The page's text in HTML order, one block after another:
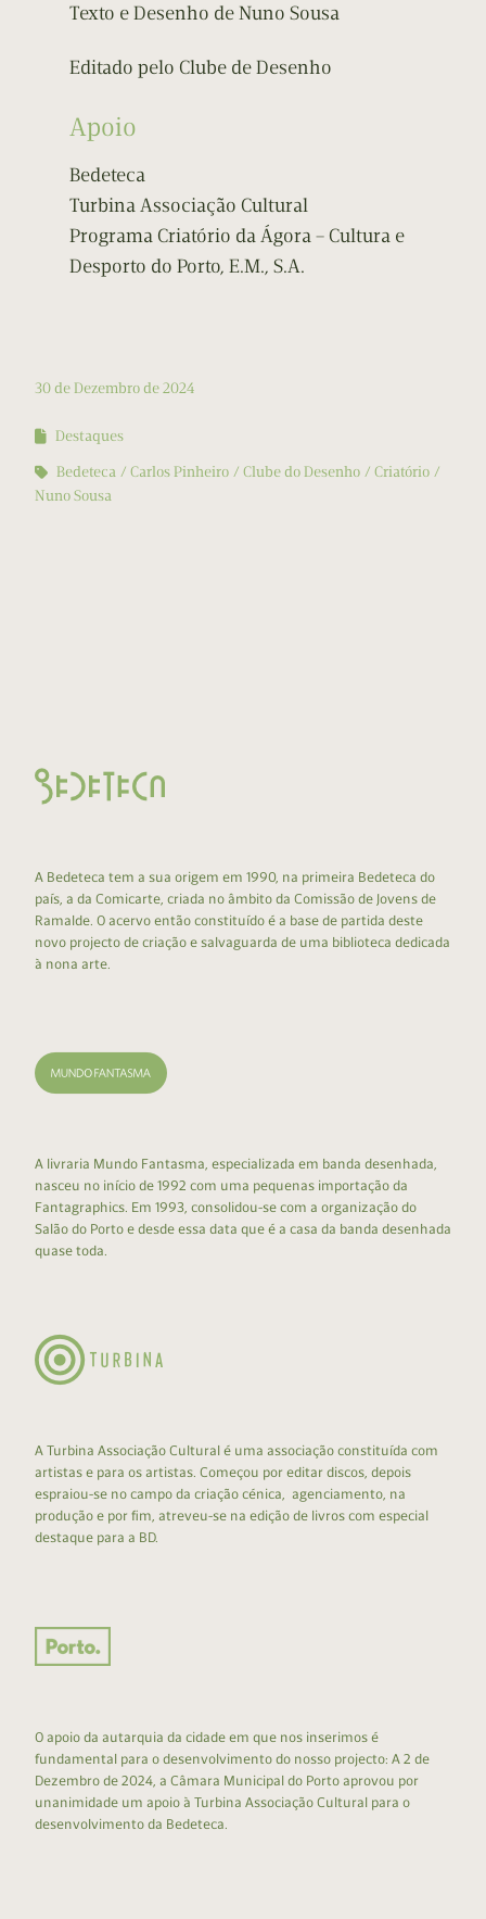
Texto e Desenho de Nuno Sousa
Editado pelo Clube de Desenho
Apoio
Bedeteca
Turbina Associação Cultural
Programa Criatório da Ágora – Cultura e
Desporto do Porto, E.M., S.A.
30 de Dezembro de 2024
Destaques
Bedeteca
Carlos Pinheiro Clube do Desenho
Criatório
Nuno Sousa
A Bedeteca tem a sua origem em 1990, na primeira Bedeteca do
país, a da Comicarte, criada no âmbito da Comissão de Jovens de
Ramalde. O acervo então constituído é a base de partida deste
novo projecto de criação e salvaguarda de uma biblioteca dedicada
à nona arte.
A livraria Mundo Fantasma, especializada em banda desenhada,
nasceu no início de 1992 com uma pequenas importação da
Fantagraphics. Em 1993, consolidou-se com a organização do
Salão do Porto e desde essa data que é a casa da banda desenhada
quase toda.
A Turbina Associação Cultural é uma associação constituída com
artistas e para os artistas. Começou por editar discos, depois
espraiou-se no campo da criação cénica, agenciamento, na
produção e por fim, atreveu-se na edição de livros com especial
destaque para a BD.
O apoio da autarquia da cidade em que nos inserimos é
fundamental para o desenvolvimento do nosso projecto: A 2 de
Dezembro de 2024, a Câmara Municipal do Porto aprovou por
unanimidade um apoio à Turbina Associação Cultural para o
desenvolvimento da Bedeteca.